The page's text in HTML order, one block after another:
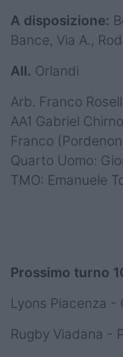
A disposizione:
Bance, Via A.,
All. Orlandi
Arb. Franco
AA1 Gabriel
Franco
Quarto Uomo:
TMO: Emanuele
Prossimo turno
Lyons Piacenza -
Rugby Viadana -